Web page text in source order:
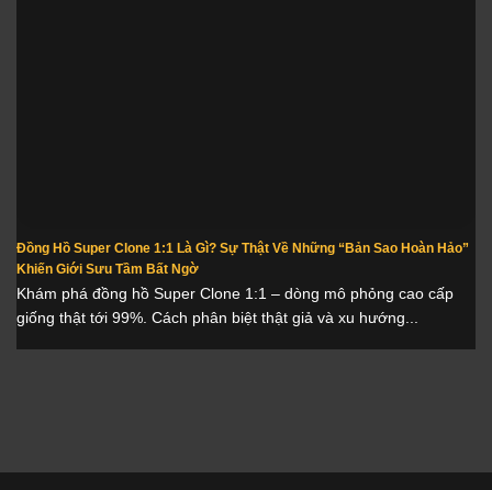
Đồng Hồ Super Clone 1:1 Là Gì? Sự Thật Về Những “Bản Sao Hoàn Hảo”
Khiến Giới Sưu Tầm Bất Ngờ
Khám phá đồng hồ Super Clone 1:1 – dòng mô phỏng cao cấp
giống thật tới 99%. Cách phân biệt thật giả và xu hướng...